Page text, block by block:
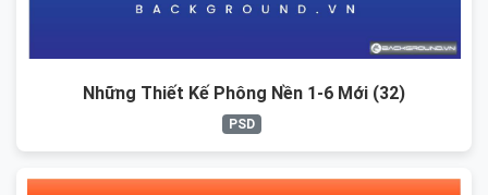
Những Thiết Kế Phông Nền 1-6 Mới (32)
PSD